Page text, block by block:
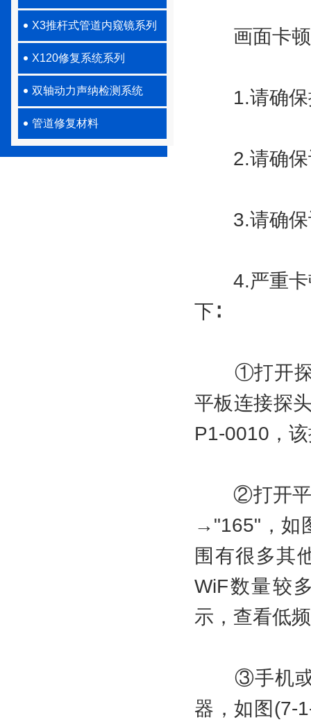
X3推杆式管道内窥镜系列
X120修复系统系列
双轴动力声纳检测系统
管道修复材料
画面卡顿
1.请确保
2.请确保
3.请确保
4.严重卡顿
下∶
①打开探头
平板连接探
P1-0010，
②打开平板
→"165"，如
围有很多其
WiF数量较
示，查看低
③手机或平
器，如图(7-